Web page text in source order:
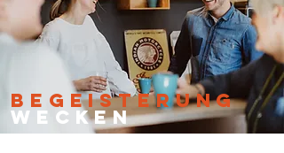
BEGEISTERUNG
WECKEN